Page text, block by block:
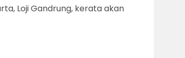
Loji Gandrung, kerata akan